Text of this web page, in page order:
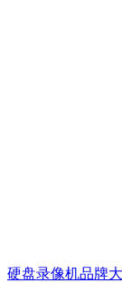
硬盘录像机品牌